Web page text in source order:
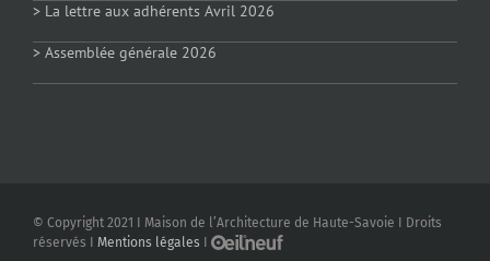
> La lettre aux adhérents Avril 2026
> Assemblée générale 2026
© Copyright 2021 I Maison de l’Architecture de Haute-Savoie I Droits
réservés I Mentions légales I